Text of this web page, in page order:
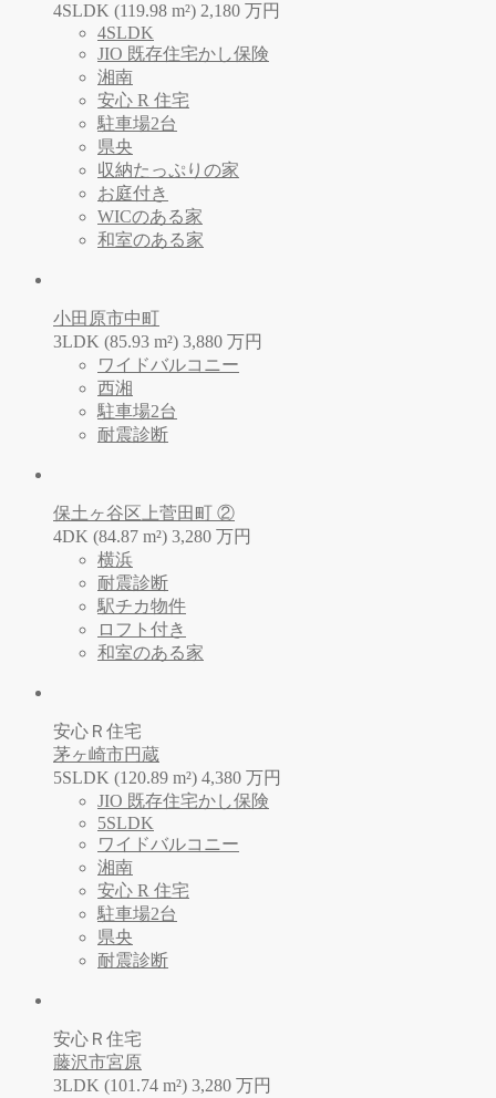
4SLDK (119.98 m²) 2,180 万円
4SLDK
JIO 既存住宅かし保険
湘南
安心 R 住宅
駐車場2台
県央
収納たっぷりの家
お庭付き
WICのある家
和室のある家
小田原市中町
3LDK (85.93 m²) 3,880 万円
ワイドバルコニー
西湘
駐車場2台
耐震診断
保土ヶ谷区上菅田町 ②
4DK (84.87 m²) 3,280 万円
横浜
耐震診断
駅チカ物件
ロフト付き
和室のある家
安心Ｒ住宅
茅ヶ崎市円蔵
5SLDK (120.89 m²) 4,380 万円
JIO 既存住宅かし保険
5SLDK
ワイドバルコニー
湘南
安心 R 住宅
駐車場2台
県央
耐震診断
安心Ｒ住宅
藤沢市宮原
3LDK (101.74 m²) 3,280 万円